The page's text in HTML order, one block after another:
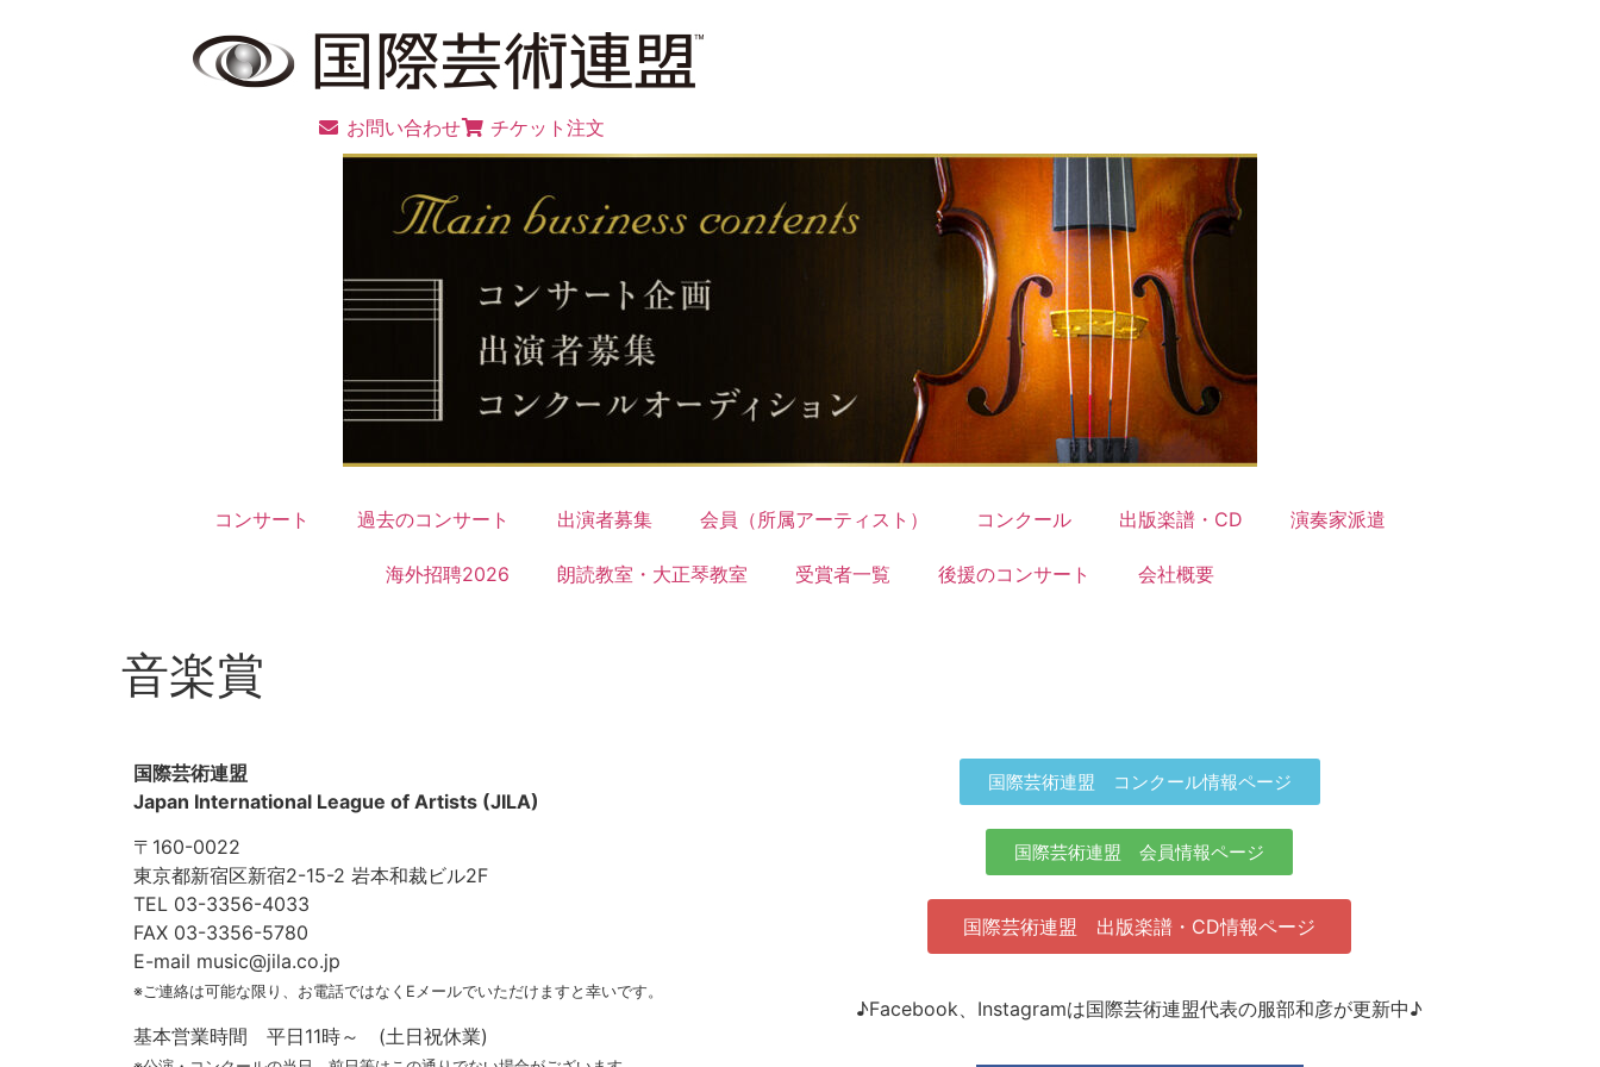
お問い合わせ チケット注文
コンサート 過去のコンサート 出演者募集 会員（所属アーティスト） コンクール 出版楽譜・CD 演奏家派遣
海外招聘2026 朗読教室・大正琴教室 受賞者一覧 後援のコンサート 会社概要
音楽賞
国際芸術連盟
Japan International League of Artists (JILA)
〒160-0022
東京都新宿区新宿2-15-2 岩本和裁ビル2F
TEL 03-3356-4033
FAX 03-3356-5780
E-mail music@jila.co.jp
※ご連絡は可能な限り、お電話ではなくEメールでいただけますと幸いです。
基本営業時間 平日11時～ (土日祝休業)
国際芸術連盟 コンクール情報ページ
国際芸術連盟 会員情報ページ
国際芸術連盟 出版楽譜・CD情報ページ
♪Facebook、Instagramは国際芸術連盟代表の服部和彦が更新中♪